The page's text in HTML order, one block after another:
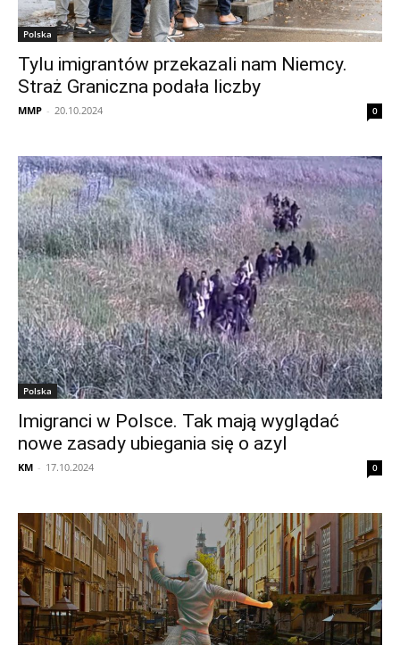
Polska
Tylu imigrantów przekazali nam Niemcy.
Straż Graniczna podała liczby
MMP - 20.10.2024 0
Polska
Imigranci w Polsce. Tak mają wyglądać
nowe zasady ubiegania się o azyl
KM - 17.10.2024 0